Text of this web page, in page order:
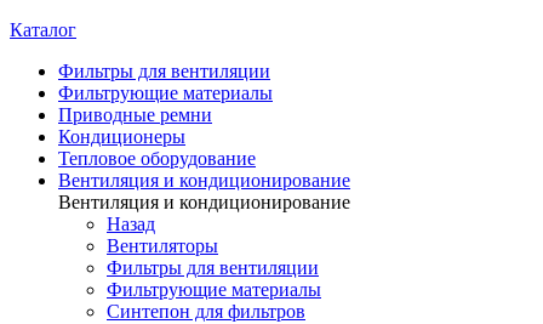
Каталог
Фильтры для вентиляции
Фильтрующие материалы
Приводные ремни
Кондиционеры
Тепловое оборудование
Вентиляция и кондиционирование
Вентиляция и кондиционирование
Назад
Вентиляторы
Фильтры для вентиляции
Фильтрующие материалы
Синтепон для фильтров